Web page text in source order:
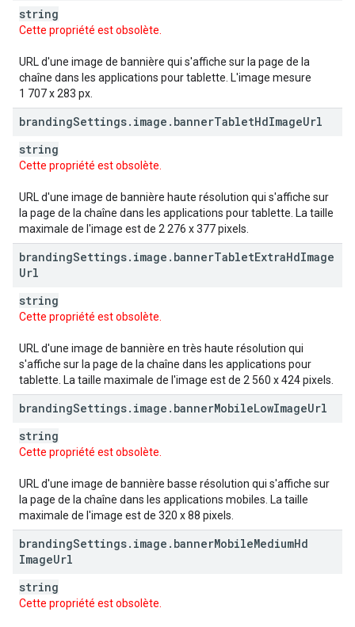
string
Cette propriété est obsolète.
URL d'une image de bannière qui s'affiche sur la page de la
chaîne dans les applications pour tablette. L'image mesure
1 707 x 283 px.
brandingSettings. image . bannerTabletHdImageUrl
string
Cette propriété est obsolète.
URL d'une image de bannière haute résolution qui s'affiche sur
la page de la chaîne dans les applications pour tablette. La taille
maximale de l'image est de 2 276 x 377 pixels.
brandingSettings. image . bannerTabletExtraHdImage
Url
string
Cette propriété est obsolète.
URL d'une image de bannière en très haute résolution qui
s'affiche sur la page de la chaîne dans les applications pour
tablette. La taille maximale de l'image est de 2 560 x 424 pixels.
brandingSettings. image . bannerMobileLowImageUrl
string
Cette propriété est obsolète.
URL d'une image de bannière basse résolution qui s'affiche sur
la page de la chaîne dans les applications mobiles. La taille
maximale de l'image est de 320 x 88 pixels.
brandingSettings. image . bannerMobileMediumHd
ImageUrl
string
Cette propriété est obsolète.